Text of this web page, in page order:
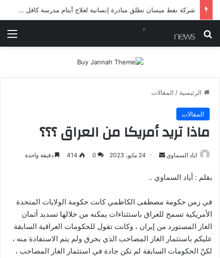
شرطة ميسان تلقي القبض على مطلقي العيارات النارية أثناء تشييع جنائزي في العمارة
بحث عن
الرئيسية / المقالات
المقالات
ماذا تريد أمريكا من العراق ؟؟؟
اياد السماوي
أرسل
إلكترونيا
24 مايو، 2023 0
414 دقيقة واحدة
بقلم : أياد السماوي ..
في زمن حكومة مصطفى الكاظمي كانت حكومة الولايات المتحدة
الأمريكية تسمح للعراق باستثناءات يمكنه من خلالها تسديد أثمان
الغاز المستورد من إيران ، وكانت تقول للحكومات العراقية السابقة
عليكم باستثمار الغاز المصاحب الذي يحرق ولم يتم الاستفادة منه ،
لكنّ الحكومات السابقة لم تكن جادة في استثمار الغاز المصاحب ،